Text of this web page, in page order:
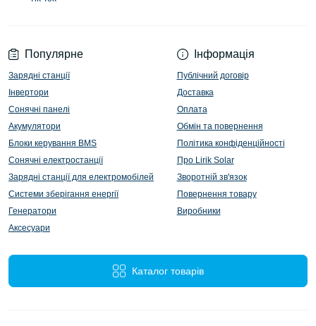
Популярне
Зарядні станції
Інвертори
Сонячні панелі
Акумулятори
Блоки керування BMS
Сонячні електростанції
Зарядні станції для електромобілей
Системи зберігання енергії
Генератори
Аксесуари
Інформація
Публічний договір
Доставка
Оплата
Обмін та повернення
Політика конфіденційності
Про Lirik Solar
Зворотній зв'язок
Повернення товару
Виробники
Каталог товарів